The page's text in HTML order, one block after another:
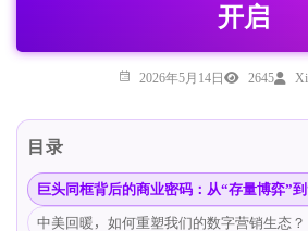
开启
2026年5月14日 2645
目录
巨头同框背后的商业密码：从“存量博弈”
中美回暖，如何重塑我们的数字营销生态？